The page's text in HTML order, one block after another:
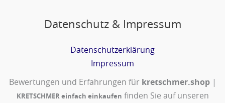
Datenschutz & Impressum
Datenschutzerklärung
Impressum
Bewertungen und Erfahrungen für kretschmer.shop|
KRETSCHMER einfach einkaufen finden Sie auf unseren